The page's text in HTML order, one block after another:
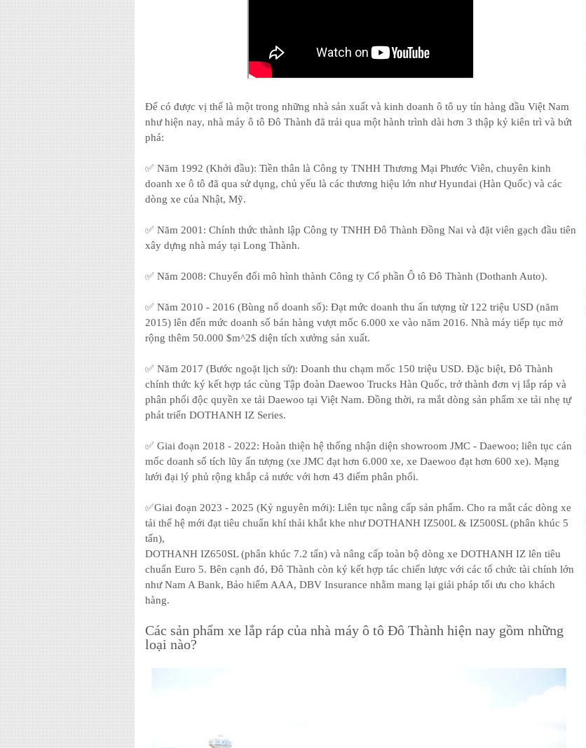
Để có được vị thế là một trong những nhà sản xuất và kinh doanh ô tô uy tín hàng đầu Việt Nam
như hiện nay, nhà máy ô tô Đô Thành đã trải qua một hành trình dài hơn 3 thập kỷ kiên trì và bứt
phá:
✅ Năm 1992 (Khởi đầu): Tiền thân là Công ty TNHH Thương Mại Phước Viên, chuyên kinh
doanh xe ô tô đã qua sử dụng, chủ yếu là các thương hiệu lớn như Hyundai (Hàn Quốc) và các
dòng xe của Nhật, Mỹ.
✅ Năm 2001: Chính thức thành lập Công ty TNHH Đô Thành Đồng Nai và đặt viên gạch đầu tiên
xây dựng nhà máy tại Long Thành.
✅ Năm 2008: Chuyển đổi mô hình thành Công ty Cổ phần Ô tô Đô Thành (Dothanh Auto).
✅ Năm 2010 - 2016 (Bùng nổ doanh số): Đạt mức doanh thu ấn tượng từ 122 triệu USD (năm
2015) lên đến mức doanh số bán hàng vượt mốc 6.000 xe vào năm 2016. Nhà máy tiếp tục mở
rộng thêm 50.000 $m^2$ diện tích xưởng sản xuất.
✅ Năm 2017 (Bước ngoặt lịch sử): Doanh thu chạm mốc 150 triệu USD. Đặc biệt, Đô Thành
chính thức ký kết hợp tác cùng Tập đoàn Daewoo Trucks Hàn Quốc, trở thành đơn vị lắp ráp và
phân phối độc quyền xe tải Daewoo tại Việt Nam. Đồng thời, ra mắt dòng sản phẩm xe tải nhẹ tự
phát triển DOTHANH IZ Series.
✅ Giai đoạn 2018 - 2022: Hoàn thiện hệ thống nhận diện showroom JMC - Daewoo; liên tục cán
mốc doanh số tích lũy ấn tượng (xe JMC đạt hơn 6.000 xe, xe Daewoo đạt hơn 600 xe). Mạng
lưới đại lý phủ rộng khắp cả nước với hơn 43 điểm phân phối.
✅Giai đoạn 2023 - 2025 (Kỷ nguyên mới): Liên tục nâng cấp sản phẩm. Cho ra mắt các dòng xe
tải thế hệ mới đạt tiêu chuẩn khí thải khắt khe như DOTHANH IZ500L & IZ500SL (phân khúc 5
tấn),
DOTHANH IZ650SL (phân khúc 7.2 tấn) và nâng cấp toàn bộ dòng xe DOTHANH IZ lên tiêu
chuẩn Euro 5. Bên cạnh đó, Đô Thành còn ký kết hợp tác chiến lược với các tổ chức tài chính lớn
như Nam A Bank, Bảo hiểm AAA, DBV Insurance nhằm mang lại giải pháp tối ưu cho khách
hàng.
Các sản phẩm xe lắp ráp của nhà máy ô tô Đô Thành hiện nay gồm những
loại nào?